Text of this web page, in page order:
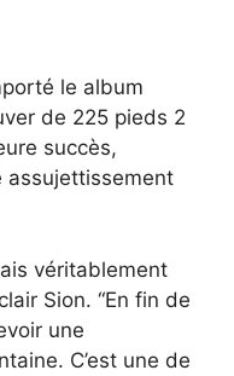
le album
de 225 pieds 2
succès,
assujettissement
véritablement
Sion. “En fin de
une
C’est une de